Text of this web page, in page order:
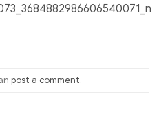
post a comment.